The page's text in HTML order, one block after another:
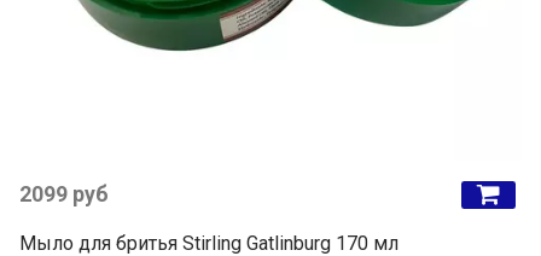
2099 руб
Мыло для бритья Stirling Gatlinburg 170 мл